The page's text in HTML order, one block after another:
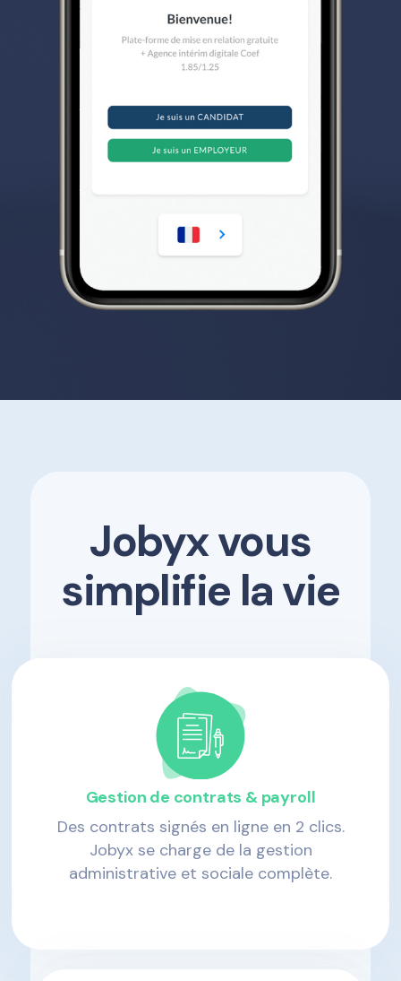
Jobyx vous
simplifie la vie
Gestion de contrats & payroll
Des contrats signés en ligne en 2 clics.
Jobyx se charge de la gestion
administrative et sociale complète.